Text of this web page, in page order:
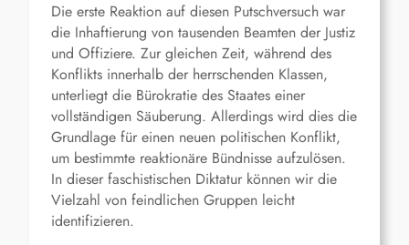
Die erste Reaktion auf diesen Putschversuch war
die Inhaftierung von tausenden Beamten der Justiz
und Offiziere. Zur gleichen Zeit, während des
Konflikts innerhalb der herrschenden Klassen,
unterliegt die Bürokratie des Staates einer
vollständigen Säuberung. Allerdings wird dies die
Grundlage für einen neuen politischen Konflikt,
um bestimmte reaktionäre Bündnisse aufzulösen.
In dieser faschistischen Diktatur können wir die
Vielzahl von feindlichen Gruppen leicht
identifizieren.